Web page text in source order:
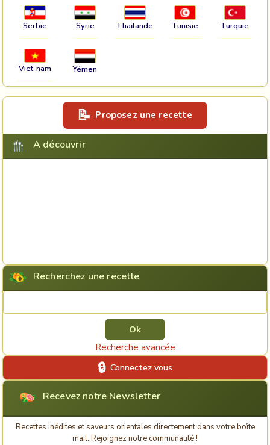
Serbie Syrie Thaïlande Tunisie Turquie
Viet-nam Yémen
Proposez une recette
A découvrir
Recherchez une recette
Recherche avancée
Connectez vous
Recevez notre Newsletter
Recettes inédites et saveurs orientales directement dans votre boîte
mail. Rejoignez notre communauté !